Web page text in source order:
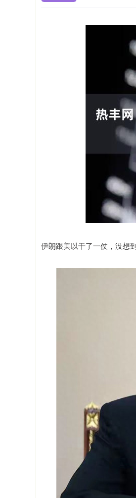
伊朗跟美以干了一仗，没想
北证50